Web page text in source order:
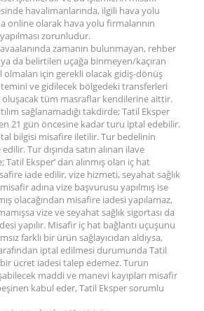
havalimanlarında, ilgili hava yolu
online olarak hava yolu firmalarının
zorunludur.
zamanın bulunmayan, rehber
da belirtilen uçağa binmeyen/kaçıran
için gerekli olacak gidiş-dönüş
ve gidilecek bölgedeki transferleri
tüm masraflar kendilerine aittir.
sağlanamadığı takdirde; Tatil Eksper
21 gün öncesine kadar turu iptal edebilir.
bilgisi misafire iletilir. Tur bedelinin
Tur dışında satın alınan ilave
Eksper’ dan alınmış olan iç hat
iade edilir, vize hizmeti, seyahat sağlık
adına vize başvurusu yapılmış ise
olacağından misafire iadesi yapılamaz,
vize ve seyahat sağlık sigortası da
yapılır. Misafir iç hat bağlantı uçuşunu
farklı bir ürün sağlayıcıdan aldıysa,
iptal edilmesi durumunda Tatil
ücret iadesi talep edemez. Turun
maddi ve manevi kayıpları misafir
kabul eder, Tatil Eksper sorumlu